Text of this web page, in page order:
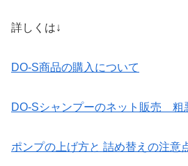
詳しくは↓
DO-S商品の購入について
DO-Sシャンプーのネット販売 粗
ポンプの上げ方と 詰め替えの注意